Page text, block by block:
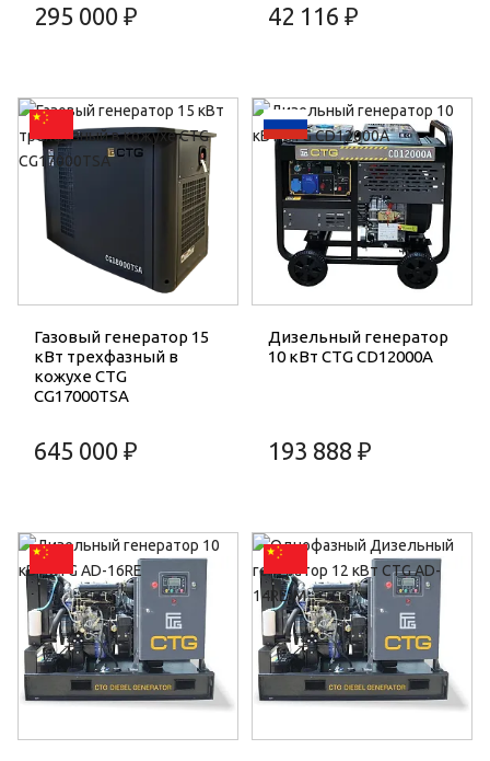
295 000 ₽ 42 116 ₽
Газовый генератор 15
кВт трехфазный в
кожухе CTG
CG17000TSA
645 000 ₽
Дизельный генератор
10 кВт CTG CD12000A
193 888 ₽